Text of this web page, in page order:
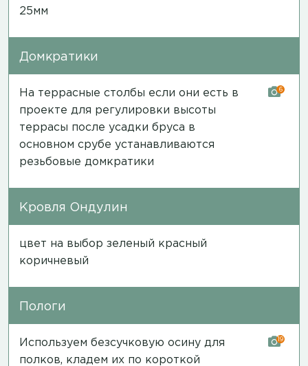
25мм
Домкратики
На террасные столбы если они есть в
проекте для регулировки высоты
террасы после усадки бруса в
основном срубе устанавливаются
резьбовые домкратики
6
Кровля Ондулин
цвет на выбор зеленый красный
коричневый
Пологи
Используем безсучковую осину для
полков, кладем их по короткой
19